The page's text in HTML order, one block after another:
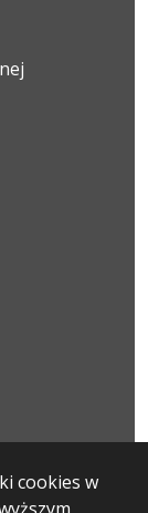
cookies w